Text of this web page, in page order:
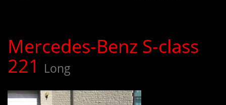
Mercedes-Benz S-class
221 Long